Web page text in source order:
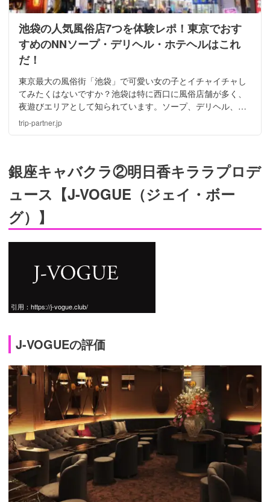
池袋の人気風俗店7つを体験レポ！東京でおす
すめのNNソープ・デリヘル・ホテヘルはこれ
だ！
東京最大の風俗街「池袋」で可愛い女の子とイチャイチャし
てみたくはないですか？池袋は特に西口に風俗店舗が多く、
夜遊びエリアとして知られています。ソープ、デリヘル、ホ
テヘルなどの店舗が無数にあるのが池袋です！今回は特にオ
ススメの風俗店を体験談と共にご紹介致します！
trip-partner.jp
銀座キャバクラ②明日香キララプロデ
ュース【J-VOGUE（ジェイ・ボー
グ）】
引用： https://j-vogue.club/
J-VOGUEの評価